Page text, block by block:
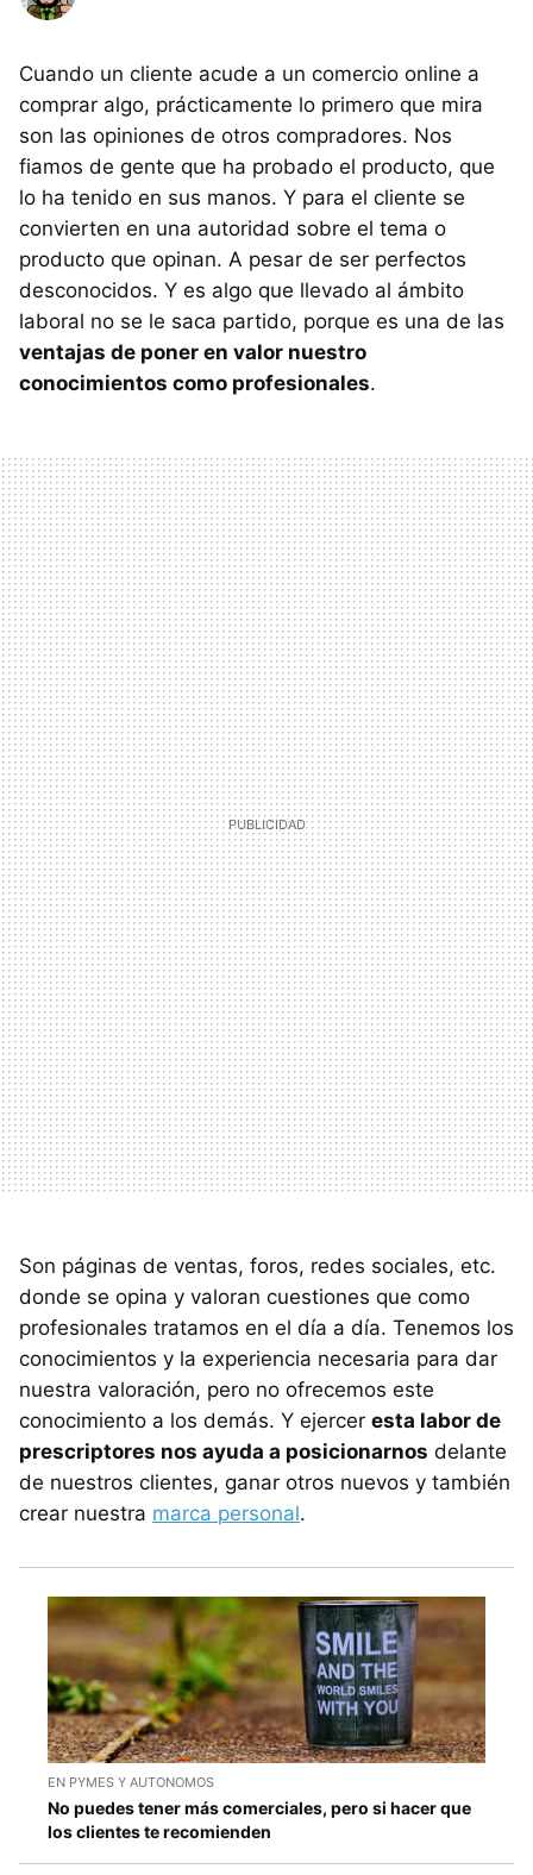
Cuando un cliente acude a un comercio online a
comprar algo, prácticamente lo primero que mira
son las opiniones de otros compradores. Nos
fiamos de gente que ha probado el producto, que
lo ha tenido en sus manos. Y para el cliente se
convierten en una autoridad sobre el tema o
producto que opinan. A pesar de ser perfectos
desconocidos. Y es algo que llevado al ámbito
laboral no se le saca partido, porque es una de las
ventajas de poner en valor nuestro
conocimientos como profesionales.
Son páginas de ventas, foros, redes sociales, etc.
donde se opina y valoran cuestiones que como
profesionales tratamos en el día a día. Tenemos los
conocimientos y la experiencia necesaria para dar
nuestra valoración, pero no ofrecemos este
conocimiento a los demás. Y ejercer esta labor de
prescriptores nos ayuda a posicionarnos delante
de nuestros clientes, ganar otros nuevos y también
crear nuestra marca personal.
EN PYMES Y AUTONOMOS
No puedes tener más comerciales, pero si hacer que
los clientes te recomienden